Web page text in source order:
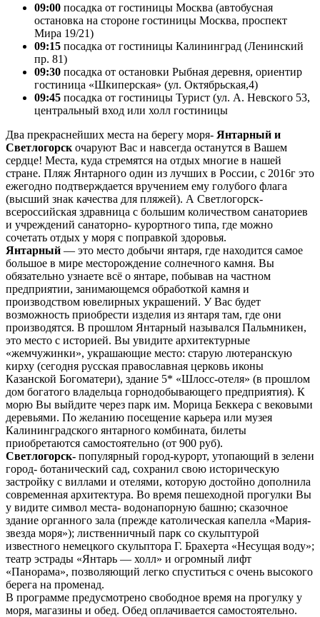
09:00 посадка от гостиницы Москва (автобусная
остановка на стороне гостиницы Москва, проспект
Мира 19/21)
09:15 посадка от гостиницы Калининград (Ленинский
пр. 81)
09:30 посадка от остановки Рыбная деревня, ориентир
гостиница «Шкиперская» (ул. Октябрьская,4)
09:45 посадка от гостиницы Турист (ул. А. Невского 53,
центральный вход или холл гостиницы
Два прекраснейших места на берегу моря- Янтарный и
Светлогорск очаруют Вас и навсегда останутся в Вашем
сердце! Места, куда стремятся на отдых многие в нашей
стране. Пляж Янтарного один из лучших в России, с 2016г это
ежегодно подтверждается вручением ему голубого флага
(высший знак качества для пляжей). А Светлогорск-
всероссийская здравница с большим количеством санаториев
и учреждений санаторно- курортного типа, где можно
сочетать отдых у моря с поправкой здоровья.
Янтарный — это место добычи янтаря, где находится самое
большое в мире месторождение солнечного камня. Вы
обязательно узнаете всё о янтаре, побывав на частном
предприятии, занимающемся обработкой камня и
производством ювелирных украшений. У Вас будет
возможность приобрести изделия из янтаря там, где они
производятся. В прошлом Янтарный назывался Пальмникен,
это место с историей. Вы увидите архитектурные
«жемчужинки», украшающие место: старую лютеранскую
кирху (сегодня русская православная церковь иконы
Казанской Богоматери), здание 5* «Шлосс-отеля» (в прошлом
дом богатого владельца горнодобывающего предприятия). К
морю Вы выйдите через парк им. Морица Беккера с вековыми
деревьями. По желанию посещение карьера или музея
Калининградского янтарного комбината, билеты
приобретаются самостоятельно (от 900 руб).
Светлогорск- популярный город-курорт, утопающий в зелени
город- ботанический сад, сохранил свою историческую
застройку с виллами и отелями, которую достойно дополнила
современная архитектура. Во время пешеходной прогулки Вы
у видите символ места- водонапорную башню; сказочное
здание органного зала (прежде католическая капелла «Мария-
звезда моря»); лиственничный парк со скульптурой
известного немецкого скульптора Г. Брахерта «Несущая воду»;
театр эстрады «Янтарь — холл» и огромный лифт
«Панорама», позволяющий легко спуститься с очень высокого
берега на променад.
В программе предусмотрено свободное время на прогулку у
моря, магазины и обед. Обед оплачивается самостоятельно.